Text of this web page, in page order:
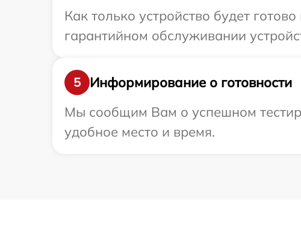
Как только устройство будет
гарантийном обслуживании
5
Информирование о готовности
Мы сообщим Вам о успешном
удобное место и время.